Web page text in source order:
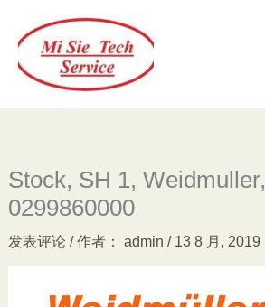
Stock, SH 1, Weidmuller,
0299860000
发表评论 / 作者： admin / 13 8 月, 2019